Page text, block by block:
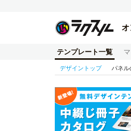
テンプレート一覧
デザイントップ パネル